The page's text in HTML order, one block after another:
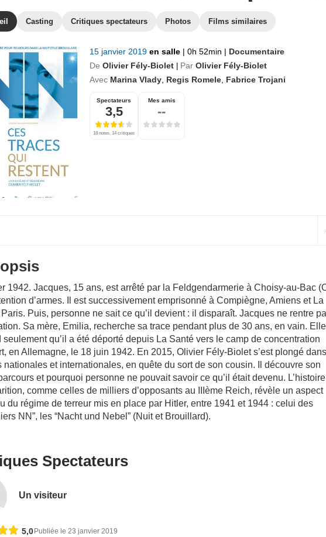
Casting Critiques spectateurs Photos Films similaires
15 janvier 2019 en salle | 0h 52min | Documentaire
De Olivier Fély-Biolet Par Olivier Fély-Biolet
Avec Marina Vlady Regis Romele Fabrice Trojani
Spectateurs
3,5
18 notes, 14 critiques
Mes amis
--
1942. Jacques, 15 ans, est arrêté par la Feldgendarmerie à Choisy-au-Bac
d’armes. Il est successivement emprisonné à Compiègne, Amiens et La
Puis, personne ne sait ce qu’il devient : il disparaît. Jacques ne rentre
Sa mère, Emilia, recherche sa trace pendant plus de 30 ans, en vain. Elle
seulement qu’il a été déporté depuis La Santé vers le camp de concentration
en Allemagne, le 18 juin 1942. En 2015, Olivier Fély-Biolet s’est plongé
nationales et internationales, en quête du sort de son cousin. Il découvre son
et pourquoi personne ne pouvait savoir ce qu’il était devenu.
comme celles de milliers d’opposants au IIIème Reich, révèle un aspect
du régime de terreur mis en place par Hitler, entre 1941 et 1944 : celui des
NN”, les “Nacht und Nebel” (Nuit et Brouillard).
Spectateurs
Un visiteur
5,0 Publiée le 23 janvier 2019